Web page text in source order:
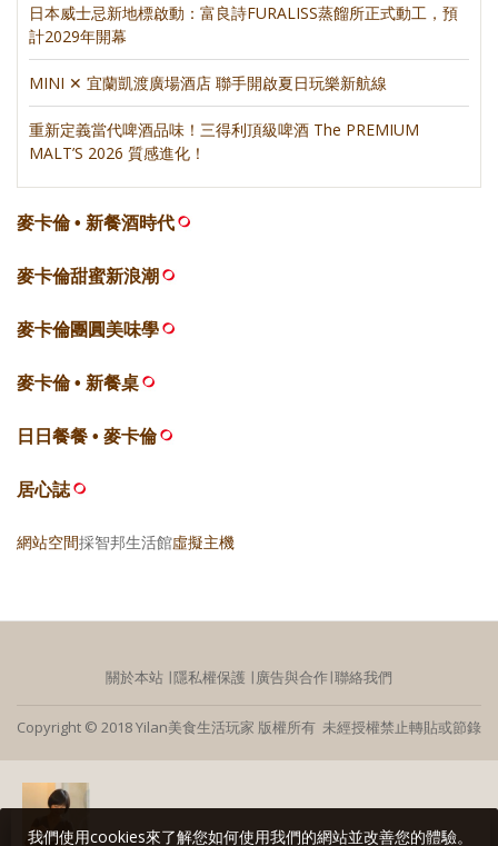
日本威士忌新地標啟動：富良詩FURALISS蒸餾所正式動工，預
計2029年開幕
MINI ✕ 宜蘭凱渡廣場酒店 聯手開啟夏日玩樂新航線
重新定義當代啤酒品味！三得利頂級啤酒 The PREMIUM
MALT’S 2026 質感進化！
麥卡倫 • 新餐酒時代
麥卡倫甜蜜新浪潮
麥卡倫團圓美味學
麥卡倫 • 新餐桌
日日餐餐 • 麥卡倫
居心誌
網站空間採智邦生活館虛擬主機
關於本站 ∣隱私權保護 ∣ 廣告與合作∣聯絡我們
Copyright © 2018 Yilan美食生活玩家 版權所有 未經授權禁止轉貼或節錄
我們使用cookies來了解您如何使用我們的網站並改善您的體驗。